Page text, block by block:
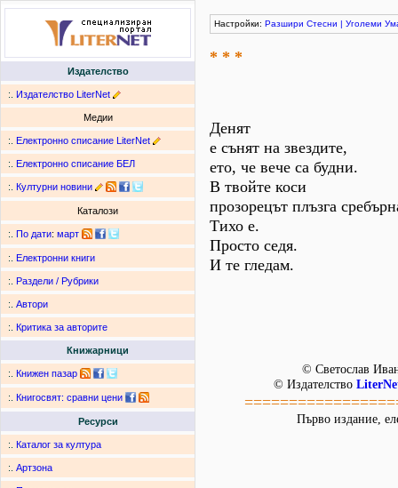
Издателство
:. Издателство LiterNet
Медии
:. Електронно списание LiterNet
:. Електронно списание БЕЛ
:. Културни новини
Каталози
:. По дати: март
:. Електронни книги
:. Раздели / Рубрики
:. Автори
:. Критика за авторите
Книжарници
:. Книжен пазар
:. Книгосвят: сравни цени
Ресурси
:. Каталог за култура
:. Артзона
Настройки: Разшири Стесни | Уголеми
* * *
Денят
е сънят на звездите,
ето, че вече са будни.
В твойте коси
прозорецът плъзга
Тихо е.
Просто седя.
И те гледам.
© Светослав
© Издателство
Първо издание,